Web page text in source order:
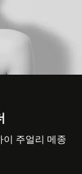
이 주얼리 메종